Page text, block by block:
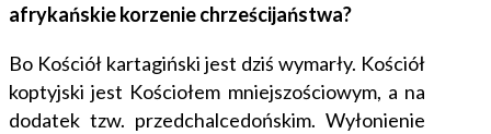
afrykańskie korzenie chrześcijaństwa?
Bo Kościół kartagiński jest dziś wymarły. Kościół
koptyjski jest Kościołem mniejszościowym, a na
dodatek tzw. przedchalcedońskim. Wyłonienie